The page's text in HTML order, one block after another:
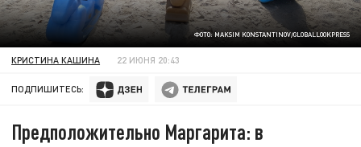
ФОТО: MAKSIM KONSTANTINOV/GLOBALLOOKPRESS
КРИСТИНА КАШИНА 22 ИЮНЯ 20:43
ПОДПИШИТЕСЬ:
Предположительно Маргарита: в